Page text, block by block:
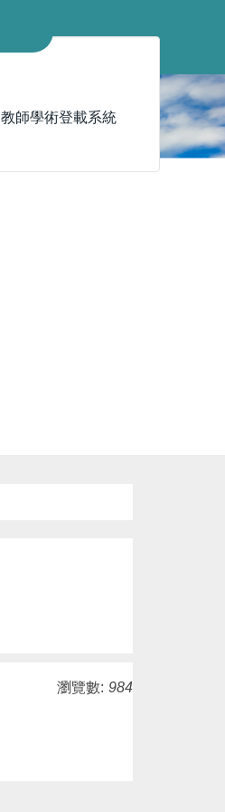
教師學術登載系統
瀏覽數: 984